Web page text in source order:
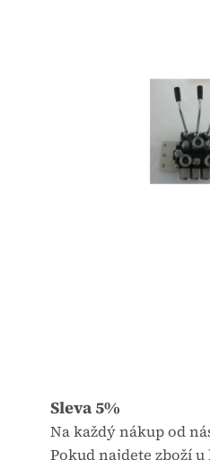
r
o
d
Sleva 5%
Na každý nákup od
Pokud najdete zboží